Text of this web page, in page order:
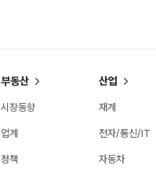
부동산
시장동향
업계
정책
산업
재계
전자/통신/IT
자동차